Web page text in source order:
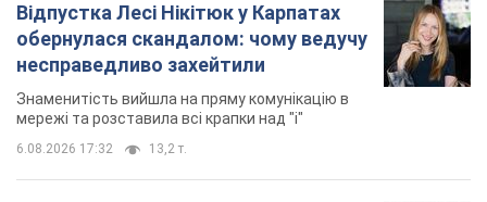
Відпустка Лесі Нікітюк у Карпатах
обернулася скандалом: чому ведучу
несправедливо захейтили
Знаменитість вийшла на пряму комунікацію в
мережі та розставила всі крапки над "і"
6.08.2026 17:32 13,2 т.